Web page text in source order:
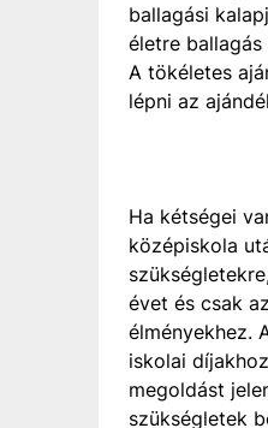
ballagási
életre
A tökéletes
lépni az
Ha kétségei
középiskola
évet és csak
élményekhez.
iskolai
megoldást
szükségletek